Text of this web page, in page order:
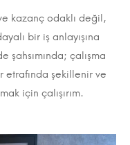
kazanç odaklı değil,
bir iş anlayışına
şahsımında; çalışma
şekillenir ve
için çalışırım.